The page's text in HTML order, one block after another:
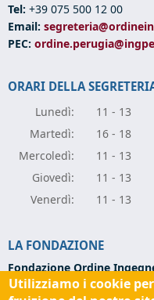
Tel: +39 075 500 12 00
Email:
PEC:
ORARI DELLA
Lunedì:
11 - 13
Martedì:
16 - 18
Mercoledì:
11 - 13
Giovedì:
11 - 13
Venerdì: 11 - 13
LA FONDAZIONE
Fondazione Ordine
Via Campo di Marte, 9 -
Utilizziamo i cookie